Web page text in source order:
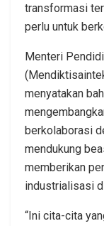
transformasi
perlu untuk
Menteri
menyatakan
berkolaborasi
mendukung
memberikan
industrialisasi
“Ini cita-cita